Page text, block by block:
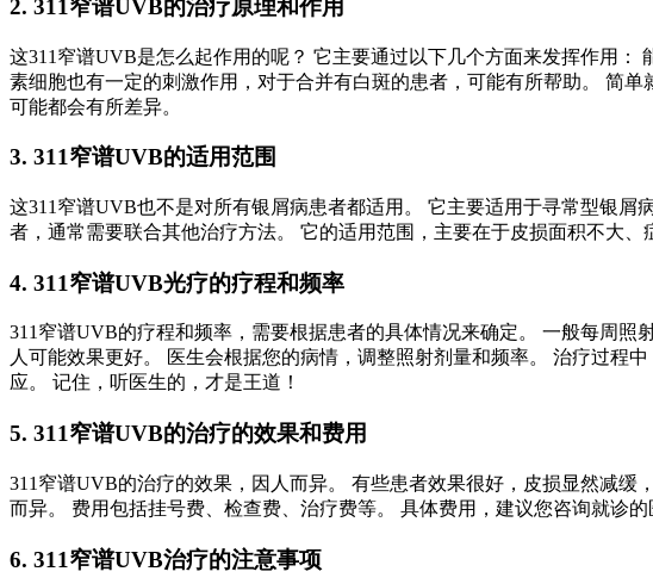
2. 311窄谱UVB的治疗原理和作用
这311窄谱UVB是怎么起作用的呢？ 它主要通过以下几个方面来发挥作用
素细胞也有一定的刺激作用，对于合并有白斑的患者，可能有所帮助。 简
可能都会有所差异。
3. 311窄谱UVB的适用范围
这311窄谱UVB也不是对所有银屑病患者都适用。 它主要适用于寻常型银
者，通常需要联合其他治疗方法。 它的适用范围，主要在于皮损面积不大
4. 311窄谱UVB光疗的疗程和频率
311窄谱UVB的疗程和频率，需要根据患者的具体情况来确定。 一般每周
人可能效果更好。 医生会根据您的病情，调整照射剂量和频率。 治疗过程
应。 记住，听医生的，才是王道！
5. 311窄谱UVB的治疗的效果和费用
311窄谱UVB的治疗的效果，因人而异。 有些患者效果很好，皮损显然减
而异。 费用包括挂号费、检查费、治疗费等。 具体费用，建议您咨询就诊
6. 311窄谱UVB治疗的注意事项